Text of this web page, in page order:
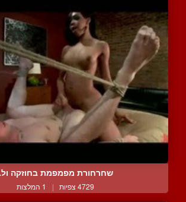
שחרחורת מפמפמת בחוזקה
4729 צפיות | 1 המלצות